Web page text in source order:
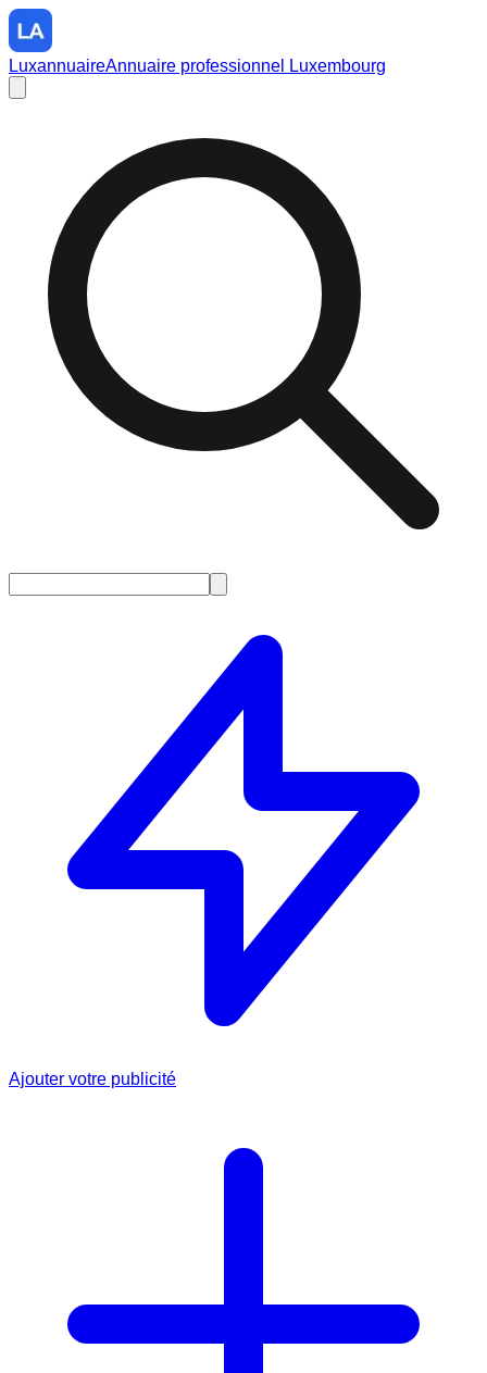
LuxannuaireAnnuaire professionnel Luxembourg
Ajouter votre publicité